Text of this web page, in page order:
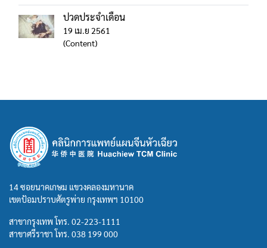
ปวดประจำเดือน
19 เม.ย 2561
(Content)
14 ซอยนาคเกษม แขวงคลองมหานาค
เขตป้อมปราบศัตรูพ่าย กรุงเทพฯ 10100
สาขากรุงเทพ โทร. 02-223-1111
สาขาศรีราชา โทร. 038 199 000